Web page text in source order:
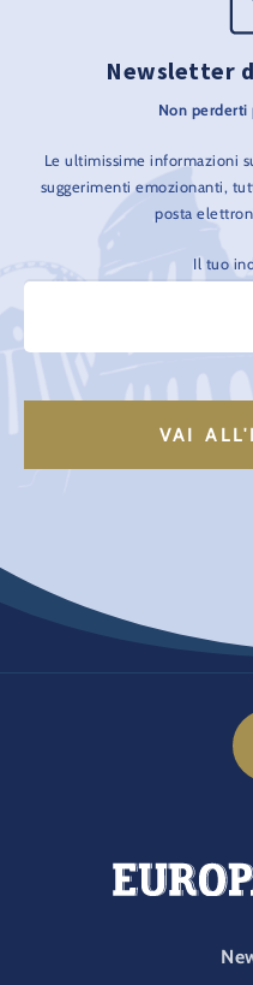
Newsletter
Non perderti
Le ultimissime informazioni
suggerimenti emozionanti,
posta
Il tuo